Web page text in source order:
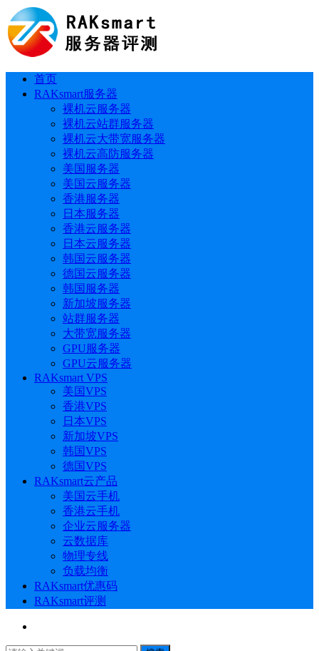
首页
RAKsmart服务器
裸机云服务器
裸机云站群服务器
裸机云大带宽服务器
裸机云高防服务器
美国服务器
美国云服务器
香港服务器
日本服务器
香港云服务器
日本云服务器
韩国云服务器
德国云服务器
韩国服务器
新加坡服务器
站群服务器
大带宽服务器
GPU服务器
GPU云服务器
RAKsmart VPS
美国VPS
香港VPS
日本VPS
新加坡VPS
韩国VPS
德国VPS
RAKsmart云产品
美国云手机
香港云手机
企业云服务器
云数据库
物理专线
负载均衡
RAKsmart优惠码
RAKsmart评测